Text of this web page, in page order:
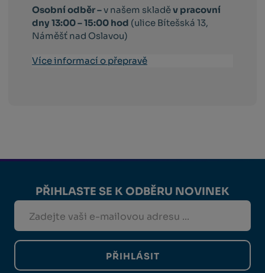
Osobní odběr –v našem skladěv pracovní
dny 13:00 – 15:00 hod (ulice Bítešská 13,
Náměšť nad Oslavou)
Více informací o přepravě
PŘIHLASTE SE K ODBĚRU NOVINEK
PŘIHLÁSIT